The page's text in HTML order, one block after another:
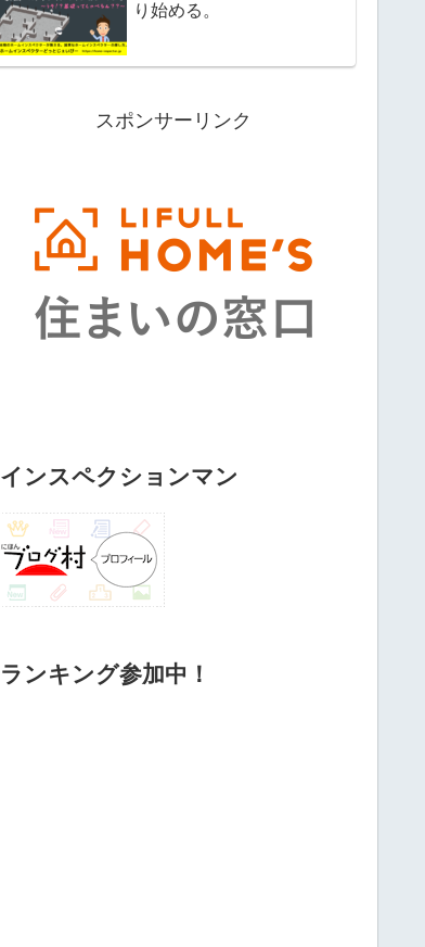
り始める。
スポンサーリンク
インスペクションマン
ランキング参加中！